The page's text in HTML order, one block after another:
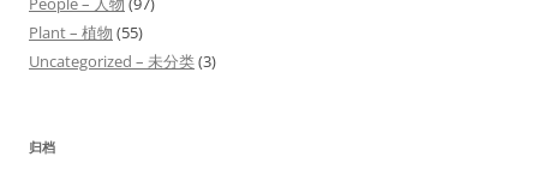
Plant – 植物 (55)
Uncategorized – 未分类(3)
归档